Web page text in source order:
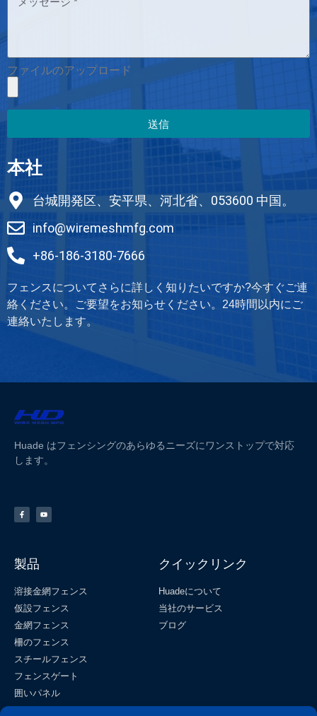
ファイルのアップロード
送信
本社
台城開発区、安平県、河北省、053600 中国。
info@wiremeshmfg.com
+86-186-3180-7666
フェンスについてさらに詳しく知りたいですか?今すぐご連
絡ください。ご要望をお知らせください。24時間以内にご
連絡いたします。
Huade はフェンシングのあらゆるニーズにワンストップで対応
します。
製品
溶接金網フェンス
仮設フェンス
金網フェンス
柵のフェンス
スチールフェンス
フェンスゲート
囲いパネル
クイックリンク
Huadeについて
当社のサービス
ブログ